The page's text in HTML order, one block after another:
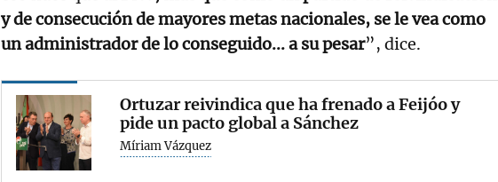
y de consecución de mayores metas nacionales, se le vea como
un administrador de lo conseguido... a su pesar”, dice.
Ortuzar reivindica que ha frenado a Feijóo y
pide un pacto global a Sánchez
Míriam Vázquez